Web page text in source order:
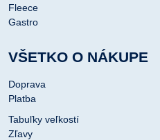
Fleece
Gastro
VŠETKO O NÁKUPE
Doprava
Platba
Tabuľky veľkostí
Zľavy